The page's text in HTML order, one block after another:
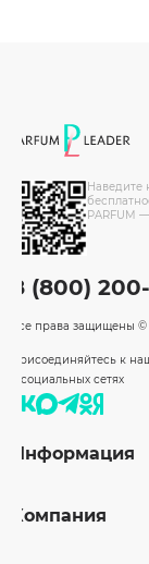
Наведите
PARFUM
8 (800)
Все права защищены ©
Присоединяйтесь к
в социальных сетях
Информация
Бренды
Компания